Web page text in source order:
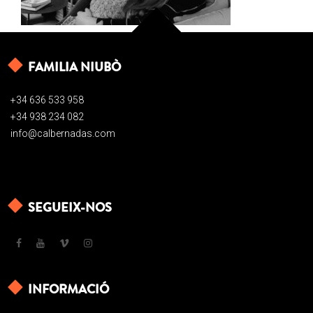
FAMILIA NIUBÒ
+34 636 533 958
+34 938 234 082
info@calbernadas.com
SEGUEIX-NOS
INFORMACIÓ